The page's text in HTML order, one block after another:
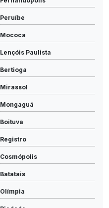
Peruíbe
Mococa
Lençóis Paulista
Bertioga
Mirassol
Mongaguá
Boituva
Registro
Cosmópolis
Batatais
Olímpia